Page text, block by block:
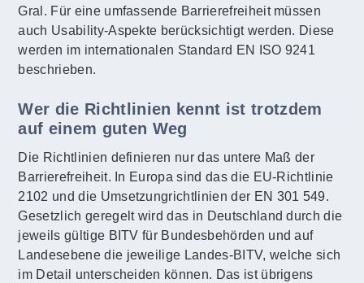
Gral. Für eine umfassende Barrierefreiheit müssen
auch Usability-Aspekte berücksichtigt werden. Diese
werden im internationalen Standard EN ISO 9241
beschrieben.
Wer die Richtlinien kennt ist trotzdem
auf einem guten Weg
Die Richtlinien definieren nur das untere Maß der
Barrierefreiheit. In Europa sind das die EU-Richtlinie
2102 und die Umsetzungrichtlinien der EN 301 549.
Gesetzlich geregelt wird das in Deutschland durch die
jeweils gültige BITV für Bundesbehörden und auf
Landesebene die jeweilige Landes-BITV, welche sich
im Detail unterscheiden können. Das ist übrigens